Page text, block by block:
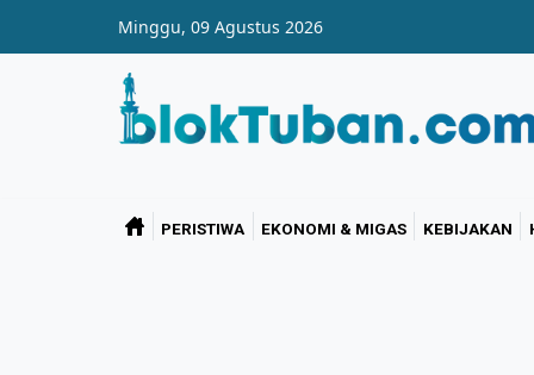
Minggu, 09 Agustus 2026
PERISTIWA EKONOMI & MIGAS KEBIJAKAN